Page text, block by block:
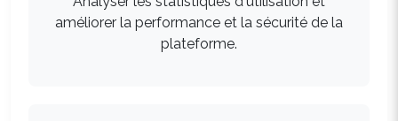
améliorer la performance et la sécurité de la
plateforme.